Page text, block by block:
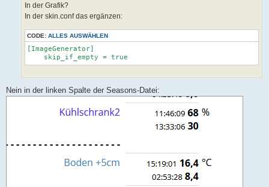
In der Grafik?
In der skin.conf das ergänzen:
CODE: ALLES AUSWÄHLEN
[ImageGenerator]
    skip_if_empty = true
Nein in der linken Spalte der Seasons-Datei: